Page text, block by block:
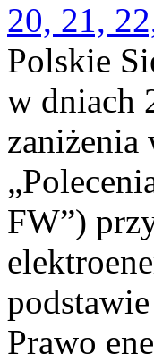
20, 21,
Polskie
w dniach
FW”)
Prawo